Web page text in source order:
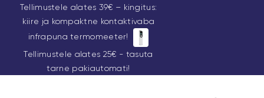
Tellimustele alates 39€ – kingitus:
kiire ja kompaktne kontaktivaba
infrapuna termomeeter!
Tellimustele alates 25€ - tasuta
tarne pakiautomati!